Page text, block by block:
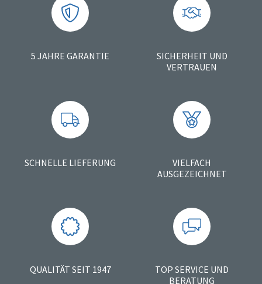
5 JAHRE GARANTIE
SICHERHEIT UND
VERTRAUEN
SCHNELLE LIEFERUNG
VIELFACH
AUSGEZEICHNET
QUALITÄT SEIT 1947
TOP SERVICE UND
BERATUNG